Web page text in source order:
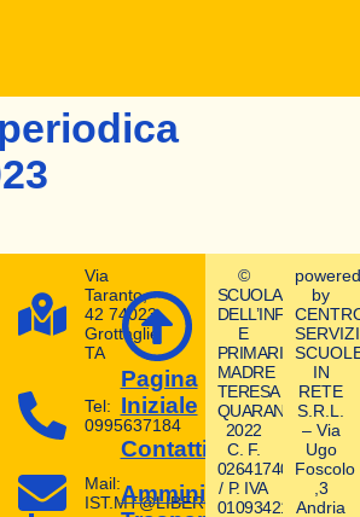
Via
Taranto,
42 74023
Grottaglie
TA
Tel:
0995637184
Mail:
IST.MT@LIBERO.IT
Pagina
Iniziale
Contatti
Amministrazione
©
SCUOLA
DELL’INFANZIA
E
PRIMARIA
MADRE
TERESA
QUARANTA
2022
C. F.
02641740580
/ P. IVA
01093421004
powered
by
SERVIZI
IN
RETE
S.R.L.
– Via
Ugo
Foscolo
,3
Andria